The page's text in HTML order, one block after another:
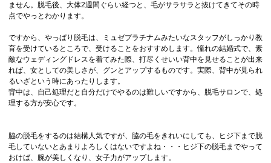
ません。脱毛後、大体2週間ぐらい経つと、毛がサラサラと抜けてきてその時
点でやっとわかります。
ですから、やっぱり脱毛は、ミュゼプラチナムみたいなスタッフがしっかり教
育を受けているところで、受けることをおすすめします。憧れの結婚式で、素
敵なウェディングドレスを着てみた際、打尽くせいい背中を見せることが出来
れば、女としての美しさが、グンとアップするものです。実際、背中が見られ
るいざという時にあったりします。
背中は、自己処理だと自分だけでやるのは難しいですから、脱毛サロンで、処
理する方が安心です。
脇の脱毛をするのは結構人気ですが、脇の毛をきれいにしても、ヒジ下まで脱
毛していないとあまりよろしくはないですよね・・・ヒジ下の脱毛までやって
おけば、腕が美しくなり、女子力がアップします。